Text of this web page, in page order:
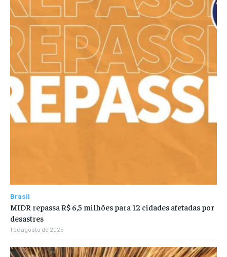
Brasil
MIDR repassa R$ 6,5 milhões para 12 cidades afetadas por
desastres
1 de agosto de 2025